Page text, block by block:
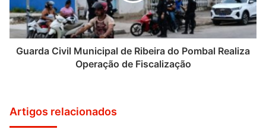
Guarda Civil Municipal de Ribeira do Pombal Realiza
Operação de Fiscalização
Artigos relacionados